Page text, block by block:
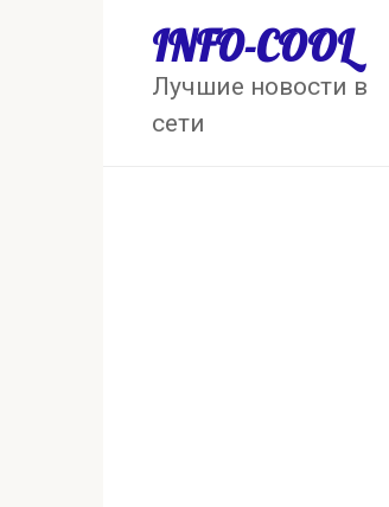
INFO-COOL
Лучшие новости в
сети